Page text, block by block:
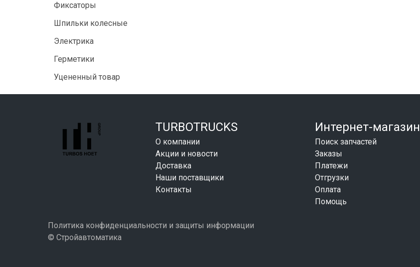
Фиксаторы
Шпильки колесные
Электрика
Герметики
Уцененный товар
TURBOTRUCKS
О компании
Акции и новости
Доставка
Наши поставщики
Контакты
Интернет-магазин
Поиск запчастей
Заказы
Платежи
Отгрузки
Оплата
Помощь
Политика конфиденциальности и защиты информации
© Стройавтоматика